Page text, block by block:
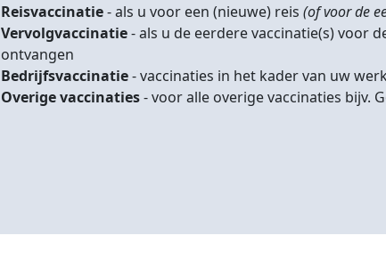
Reisvaccinatie- als u voor een (nieuwe) reis (of voor de
Vervolgvaccinatie- als u de eerdere vaccinatie(s) voor
ontvangen
Bedrijfsvaccinatie- vaccinaties in het kader van uw werk
Overige vaccinaties- voor alle overige vaccinaties bijv.